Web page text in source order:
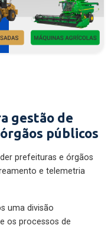
gestão de
públicos
prefeituras e órgãos
e telemetria
uma divisão
os processos de